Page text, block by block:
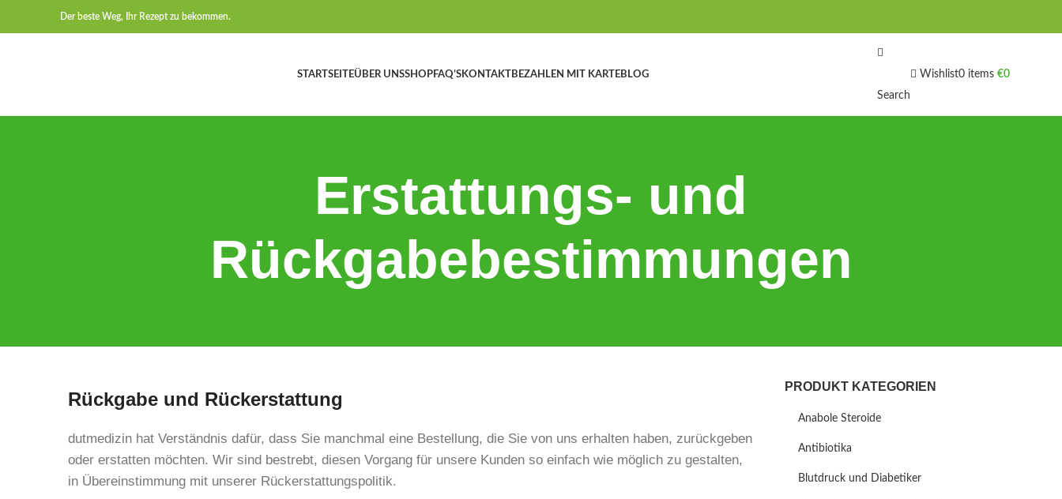
Der beste Weg, Ihr Rezept zu bekommen.
STARTSEITEÜBER UNSSHOPFAQ’SKONTAKTBEZAHLEN MIT KARTEBLOG
Search
Wishlist0 items €0
Erstattungs- und
Rückgabebestimmungen
Rückgabe und Rückerstattung
dutmedizin hat Verständnis dafür, dass Sie manchmal eine Bestellung, die Sie von uns erhalten haben, zurückgeben
oder erstatten möchten. Wir sind bestrebt, diesen Vorgang für unsere Kunden so einfach wie möglich zu gestalten,
in Übereinstimmung mit unserer Rückerstattungspolitik.
PRODUKT KATEGORIEN
Anabole Steroide
Antibiotika
Blutdruck und Diabetiker